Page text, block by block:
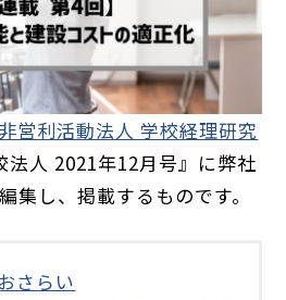
営利活動法人 学校経理研究
法人 2021年12月号』に弊社
集し、掲載するものです。
さらい